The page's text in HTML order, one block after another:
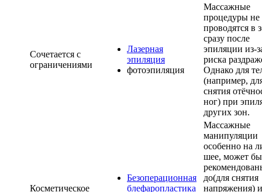
Сочетается с
ограничениями
Лазерная
эпиляция
фотоэпиляция
Массажные
процедуры не
проводятся в
сразу после
эпиляции из-
риска
Однако для
(например,
снятия
ног) при
других зон.
Косметическое
Безоперационная
блефаропластика
Массажные
манипуляции
особенно на
шее, может
до(для снятия
напряжения) и